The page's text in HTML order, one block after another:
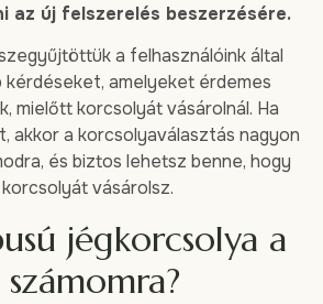
az új felszerelés beszerzésére.
a felhasználóink által
amelyeket érdemes
mielőtt korcsolyát vásárolnál. Ha
akkor a korcsolyaválasztás nagyon
és biztos lehetsz benne, hogy
vásárolsz.
jégkorcsolya a